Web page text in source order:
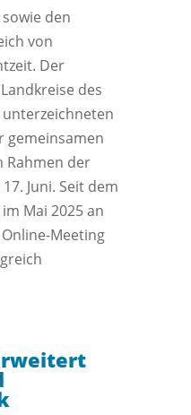
den
von
Der
des
unterzeichneten
gemeinsamen
Rahmen der
Juni. Seit dem
Mai 2025 an
Meeting